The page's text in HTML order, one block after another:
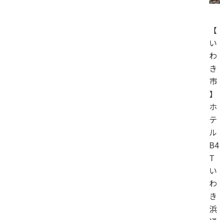
【
い
わ
き
市
】
ホ
テ
ル
B4
T
い
わ
き
浜